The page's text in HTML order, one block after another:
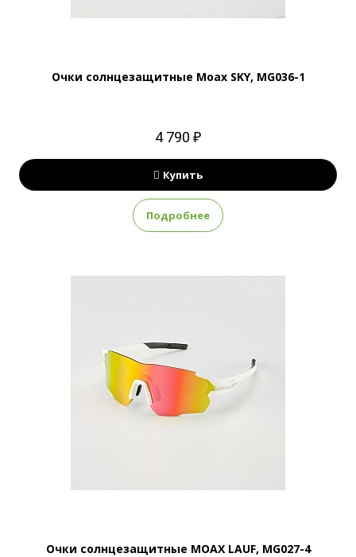
Очки солнцезащитные Moax SKY, MG036-1
4 790 ₽
Купить
Подробнее
Очки солнцезащитные MOAX LAUF, MG027-4